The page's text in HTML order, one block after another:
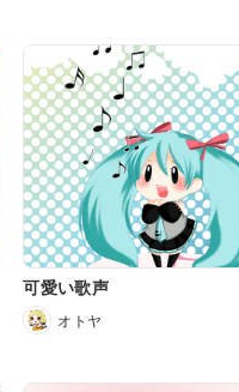
可愛い歌声
オトヤ